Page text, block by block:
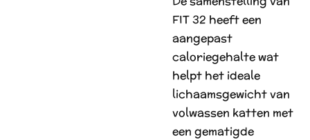
FIT 32 heeft een
aangepast
caloriegehalte wat
helpt het ideale
lichaamsgewicht van
volwassen katten met
een gematigde